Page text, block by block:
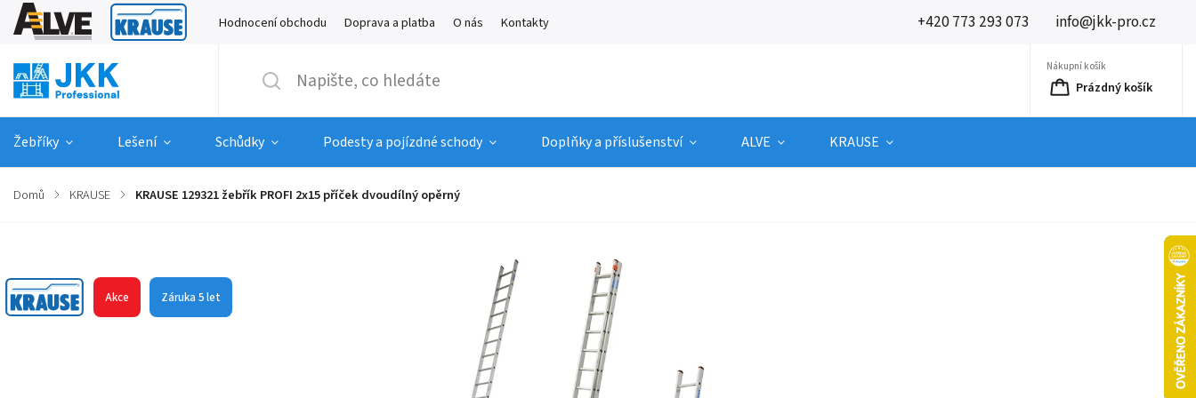
+420 773 293 073 info@jkk-pro.cz
Hodnocení obchodu Doprava a platba O nás Kontakty
Nákupní košík
Prázdný košík
Žebříky Lešení Schůdky Podesty a pojízdné schody Doplňky a příslušenství ALVE KRAUSE
Domů / KRAUSE / KRAUSE 129321 žebřík PROFI 2x15 příček dvoudílný opěrný
Akce Záruka 5 let